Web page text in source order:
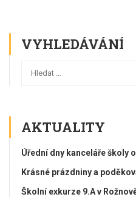
VYHLEDÁVÁNÍ
AKTUALITY
Úřední dny kanceláře školy
Krásné prázdniny a
Školní exkurze 9.A v